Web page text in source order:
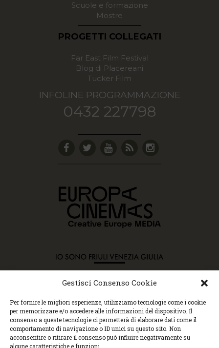
Gestisci Consenso Cookie
Per fornire le migliori esperienze, utilizziamo tecnologie come i cookie
per memorizzare e/o accedere alle informazioni del dispositivo. Il
consenso a queste tecnologie ci permetterà di elaborare dati come il
comportamento di navigazione o ID unici su questo sito. Non
acconsentire o ritirare il consenso può influire negativamente su
alcune caratteristiche e funzioni.
Scuole e formazione
Mostre
PROGETTI COLLEGATI
Far East Film Festival
Blog di Placereani
Tucker Film
INFOLINE PROGRAMMAZIONE
0432 227798
Copyright © 2015 Cec, Tutti i diritti riservati. Nessun
contenuto può essere copiato o manipolato. Accedendo al
sito approvi la Policy sulla privacy e la Policy sui
contenuti.
Centro espressioni cinematografiche, via Villalta, 24 |
33100 Udine | tel. 0432 299545 | P.Iva 01295290306 |